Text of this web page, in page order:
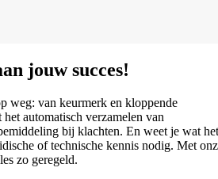
jouw succes!
weg: van keurmerk en kloppende
automatisch verzamelen van
bij klachten. En weet je wat het
of technische kennis nodig. Met
zo geregeld.